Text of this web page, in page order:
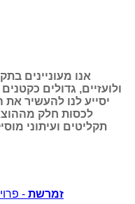
אנו מעוניינים
ולועזיים, גדולים
יסייע לנו להעשיר
לכסות חלק
תקליטים ועיתוני
זמרשת -